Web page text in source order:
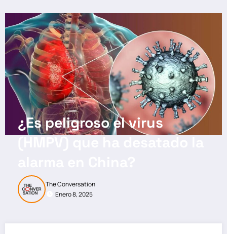
¿Es peligroso el virus
The Conversation
Enero 8, 2025